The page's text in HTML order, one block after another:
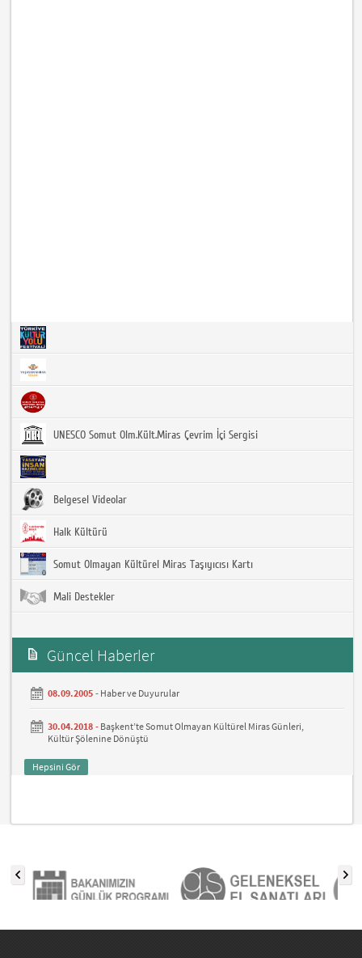
UNESCO Somut Olm.Kült.Miras Çevrim İçi Sergisi
Belgesel Videolar
Halk Kültürü
Somut Olmayan Kültürel Miras Taşıyıcısı Kartı
Mali Destekler
Güncel Haberler
08.09.2005 - Haber ve Duyurular
30.04.2018 - Başkent’te Somut Olmayan Kültürel Miras Günleri,
Kültür Şölenine Dönüştü
Hepsini Gör